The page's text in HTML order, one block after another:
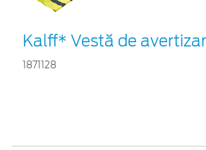
Kalff* Vestă de
1871128